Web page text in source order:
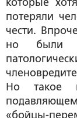
которые
потеряли
чести.
но были
Но такое
«бойцы-